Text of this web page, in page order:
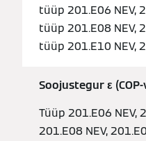
tüüp 201.E06 NEV,
tüüp 201.E08 NEV,
tüüp 201.E10 NEV,
Soojustegur ε
Tüüp 201.E06 NEV,
201.E08 NEV,